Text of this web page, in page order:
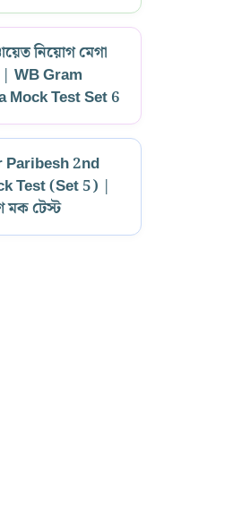
নিয়োগ মেগা
| WB Gram
Mock Test Set 6
Paribesh 2nd
Test (Set 5) |
মক টেস্ট